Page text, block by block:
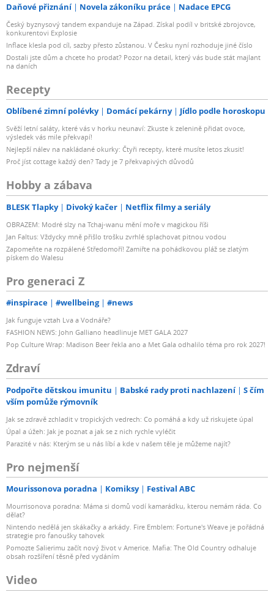
Daňové přiznání Novela zákoníku práce Nadace EPCG
Český byznysový tandem expanduje na Západ. Získal podíl v britské zbrojovce,
konkurentovi Explosie
Inflace klesla pod cíl, sazby přesto zůstanou. V Česku nyní rozhoduje jiné číslo
Dostali jste dům a chcete ho prodat? Pozor na detail, který vás bude stát majlant
na daních
Recepty
Oblíbené zimní polévky Domácí pekárny Jídlo podle horoskopu
Svěží letní saláty, které vás v horku neunaví: Zkuste k zelenině přidat ovoce,
výsledek vás mile překvapí!
Nejlepší nálev na nakládané okurky: Čtyři recepty, které musíte letos zkusit!
Proč jíst cottage každý den? Tady je 7 překvapivých důvodů
Hobby a zábava
BLESK Tlapky Divoký kačer Netflix filmy a seriály
OBRAZEM: Modré slzy na Tchaj-wanu mění moře v magickou říši
Jan Faltus: Vždycky mně přišlo trošku zvrhlé splachovat pitnou vodou
Zapomeňte na rozpálené Středomoří! Zamiřte na pohádkovou pláž se zlatým
pískem do Walesu
Pro generaci Z
#inspirace #wellbeing #news
Jak funguje vztah Lva a Vodnáře?
FASHION NEWS: John Galliano headlinuje MET GALA 2027
Pop Culture Wrap: Madison Beer řekla ano a Met Gala odhalilo téma pro rok 2027!
Zdraví
Podpořte dětskou imunitu Babské rady proti nachlazení
S čím
vším pomůže rýmovník
Jak se zdravě zchladit v tropických vedrech: Co pomáhá a kdy už riskujete úpal
Úpal a úžeh: Jak je poznat a jak se z nich rychle vyléčit
Parazité v nás: Kterým se u nás líbí a kde v našem těle je můžeme najít?
Pro nejmenší
Mourissonova poradna Komiksy Festival ABC
Mourrisonova poradna: Máma si domů vodí kamarádku, kterou nemám ráda. Co
dělat?
Nintendo nedělá jen skákačky a arkády. Fire Emblem: Fortune's Weave je pořádná
strategie pro fanoušky tahovek
Pomozte Salierimu začít nový život v Americe. Mafia: The Old Country odhaluje
obsah rozšíření těsně před vydáním
Video